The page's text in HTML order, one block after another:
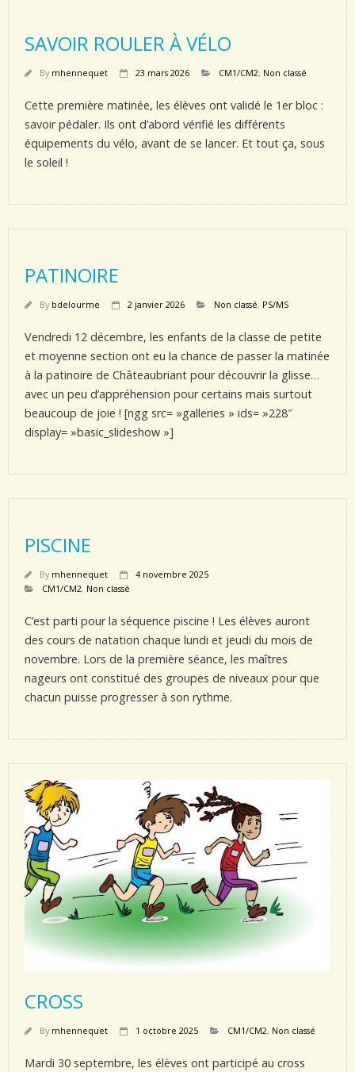
SAVOIR ROULER À VÉLO
By mhennequet 23 mars 2026 CM1/CM2, Non classé
Cette première matinée, les élèves ont validé le 1er bloc :
savoir pédaler. Ils ont d’abord vérifié les différents
équipements du vélo, avant de se lancer. Et tout ça, sous
le soleil !
PATINOIRE
By bdelourme 2 janvier 2026 Non classé, PS/MS
Vendredi 12 décembre, les enfants de la classe de petite
et moyenne section ont eu la chance de passer la matinée
à la patinoire de Châteaubriant pour découvrir la glisse…
avec un peu d’appréhension pour certains mais surtout
beaucoup de joie ! [ngg src= »galleries » ids= »228″
display= »basic_slideshow »]
PISCINE
By mhennequet
4 novembre 2025
CM1/CM2, Non classé
C’est parti pour la séquence piscine ! Les élèves auront
des cours de natation chaque lundi et jeudi du mois de
novembre. Lors de la première séance, les maîtres
nageurs ont constitué des groupes de niveaux pour que
chacun puisse progresser à son rythme.
CROSS
By mhennequet 1 octobre 2025 CM1/CM2, Non classé
Mardi 30 septembre, les élèves ont participé au cross